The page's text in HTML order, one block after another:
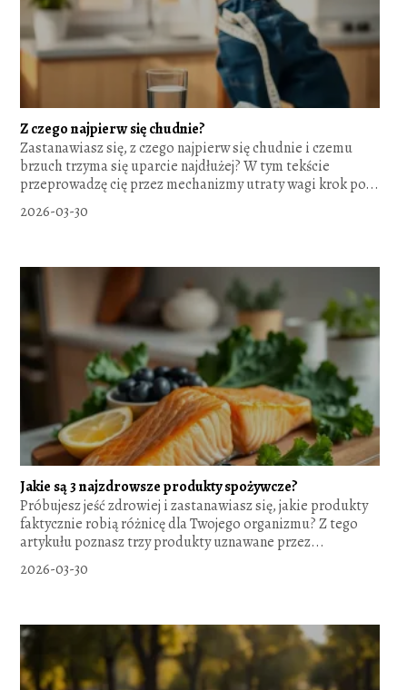
Z czego najpierw się chudnie?
Zastanawiasz się, z czego najpierw się chudnie i czemu
brzuch trzyma się uparcie najdłużej? W tym tekście
przeprowadzę cię przez mechanizmy utraty wagi krok po...
2026-03-30
Jakie są 3 najzdrowsze produkty spożywcze?
Próbujesz jeść zdrowiej i zastanawiasz się, jakie produkty
faktycznie robią różnicę dla Twojego organizmu? Z tego
artykułu poznasz trzy produkty uznawane przez...
2026-03-30